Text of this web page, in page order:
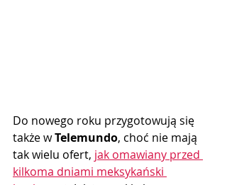
Do nowego roku przygotowują się
także w Telemundo, choć nie mają
tak wielu ofert, jak omawiany przed
kilkoma dniami meksykański